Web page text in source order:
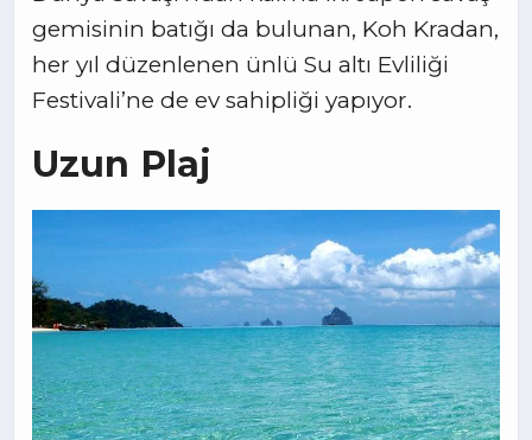
gemisinin batığı da bulunan, Koh Kradan,
her yıl düzenlenen ünlü Su altı Evliliği
Festivali’ne de ev sahipliği yapıyor.
Uzun Plaj